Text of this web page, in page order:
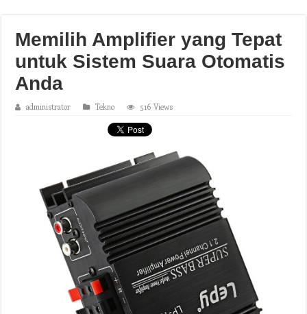
Memilih Amplifier yang Tepat
untuk Sistem Suara Otomatis
Anda
administrator Tekno 516 Views